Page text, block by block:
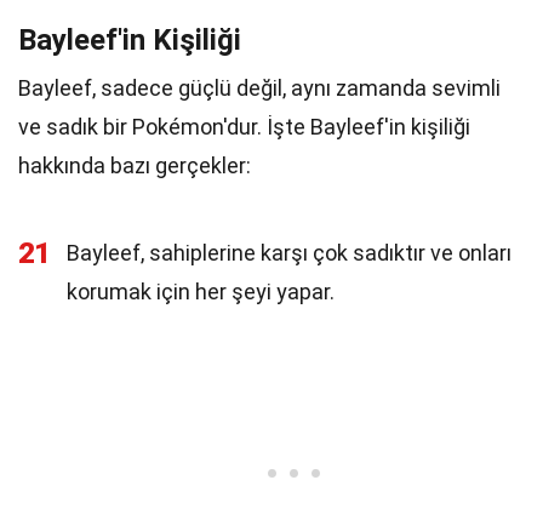
Bayleef'in Kişiliği
Bayleef, sadece güçlü değil, aynı zamanda sevimli
ve sadık bir Pokémon'dur. İşte Bayleef'in kişiliği
hakkında bazı gerçekler:
21
Bayleef, sahiplerine karşı çok sadıktır ve onları
korumak için her şeyi yapar.